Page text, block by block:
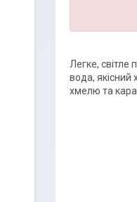
Легке, світле
вода, якісний
хмелю та